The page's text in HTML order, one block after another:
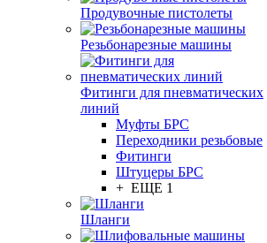
Продувочные пистолеты
Резьбонарезные машины
Фитинги для пневматических
линий
Муфты БРС
Переходники резьбовые
Фитинги
Штуцеры БРС
+ ЕЩЕ 1
Шланги